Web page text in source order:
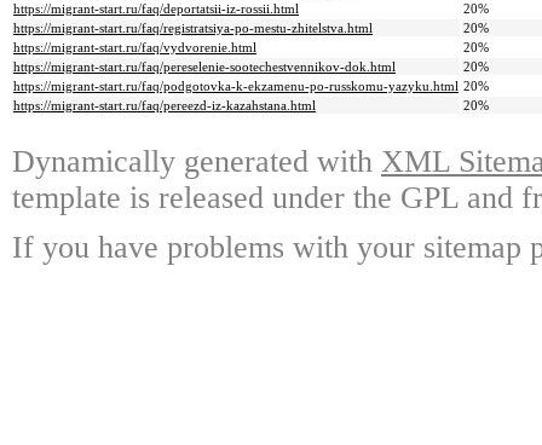
https://migrant-start.ru/faq/deportatsii-iz-rossii.html
20%
https://migrant-start.ru/faq/registratsiya-po-mestu-zhitelstva.html
20%
https://migrant-start.ru/faq/vydvorenie.html
20%
https://migrant-start.ru/faq/pereselenie-sootechestvennikov-dok.html
20%
https://migrant-start.ru/faq/podgotovka-k-ekzamenu-po-russkomu-yazyku.html 20%
https://migrant-start.ru/faq/pereezd-iz-kazahstana.html
20%
Dynamically generated with XML
template is released under the GPL and
If you have problems with your sitemap